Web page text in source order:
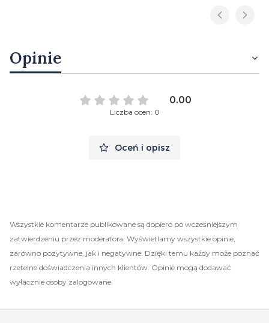
Opinie
0.00
Liczba ocen: 0
Oceń i opisz
Wszystkie komentarze publikowane są dopiero po wcześniejszym
zatwierdzeniu przez moderatora. Wyświetlamy wszystkie opinie,
zarówno pozytywne, jak i negatywne. Dzięki temu każdy może poznać
rzetelne doświadczenia innych klientów. Opinie mogą dodawać
wyłącznie osoby zalogowane.